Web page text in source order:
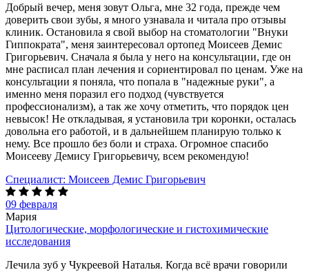
Добрый вечер, меня зовут Ольга, мне 32 года, прежде чем
доверить свои зубы, я много узнавала и читала про отзывы
клиник. Остановила я свой выбор на стоматологии "Внуки
Гиппократа", меня заинтересовал ортопед Моисеев Демис
Григорьевич. Сначала я была у него на консультации, где он
мне расписал план лечения и сориентировал по ценам. Уже на
консультации я поняла, что попала в "надежные руки", а
именно меня поразил его подход (чувствуется
профессионализм), а так же хочу отметить, что порядок цен
невысок! Не откладывая, я установила три коронки, осталась
довольна его работой, и в дальнейшем планирую только к
нему. Все прошло без боли и страха. Огромное спасибо
Моисееву Демису Григорьевичу, всем рекомендую!
Специалист: Моисеев Демис Григорьевич
09 февраля
Мария
Цитологические, морфологические и гистохимические
исследования
Лечила зуб у Чукреевой Наталья. Когда всё врачи говорили